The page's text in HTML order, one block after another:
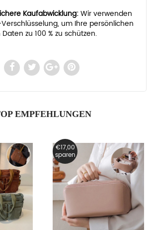
Kaufabwicklung:Wir verwenden
um Ihre persönlichen
zu 100 % zu schützen.
EMPFEHLUNGEN
€17,00
sparen